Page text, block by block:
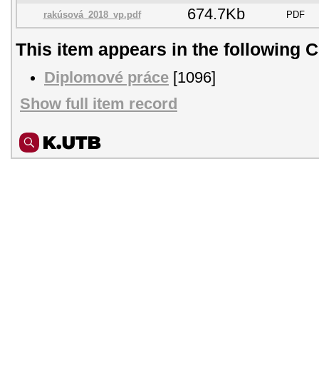
rakúsová_2018_vp.pdf 674.7Kb PDF
This item appears in the following
Diplomové práce [1096]
Show full item record